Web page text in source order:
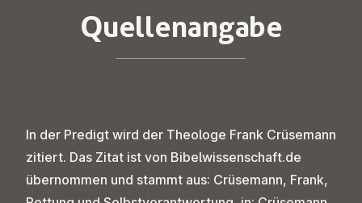
Quel­len­an­ga­be
In der Predigt wird der Theologe Frank Crüsemann
zitiert. Das Zitat ist von Bibelwissenschaft.de
übernommen und stammt aus: Crüsemann, Frank,